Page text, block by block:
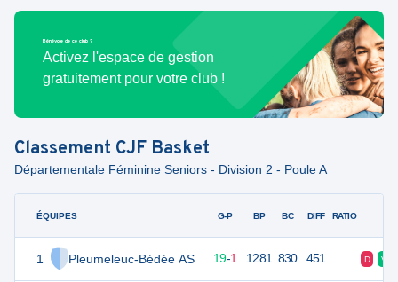
Bénévole de ce club ?
Activez l'espace de gestion
gratuitement pour votre club !
Classement CJF Basket
Départementale Féminine Seniors - Division 2 - Poule A
ÉQUIPES
1 Pleumeleuc-Bédée AS
G-P BP BC DIFF RATIO
39 20 19-1 1281 830 451 D V